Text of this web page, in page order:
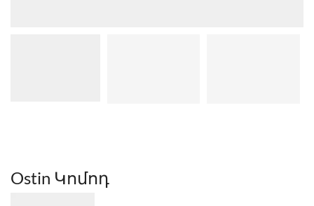
Ostin Կոմոդ